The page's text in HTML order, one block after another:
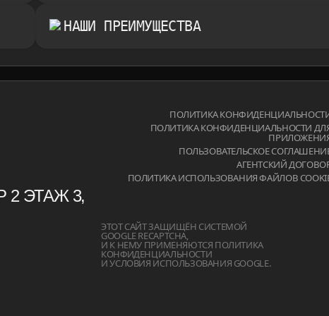
НАШИ ПРЕИМУЩЕСТВА
2 ЭТАЖ 3,
ПОЛИТИКА
ПОЛИТИКА КОНФИДЕНЦИАЛЬНОСТИ
ПОЛЬЗОВАТЕЛЬСКОЕ
АГЕНТСКИЙ
ПОЛИТИКА ИСПОЛЬЗОВАНИЯ ФАЙЛОВ
ЭТОТ САЙТ ЗАЩИЩЁН СИСТЕМОЙ
GOOGLE RECAPTCHA,
И К НЕМУ ПРИМЕНЯЮТСЯ ПОЛИТИКА
КОНФИДЕНЦИАЛЬНОСТИ
ИУСЛОВИЯ ИСПОЛЬЗОВАНИЯ GOOGLE.